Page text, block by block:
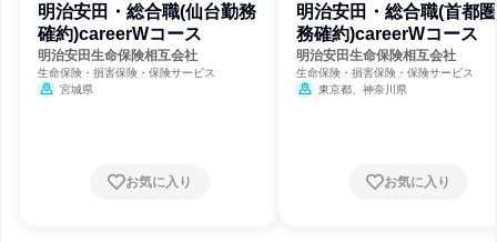
明治安田・総合職(仙台勤務
確約)careerWコース
明治安田生命保険相互会社
生命保険・損害保険・保険サービス
宮城県
お気に入り
明治安田・総合職(首都
務確約)careerWコース
明治安田生命保険相互会社
生命保険・損害保険・保険サービス
東京都、神奈川県
お気に入り